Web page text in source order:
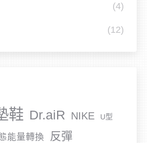
(4)
(12)
鞋 Dr.aiR NIKE U型
能量轉換 反彈